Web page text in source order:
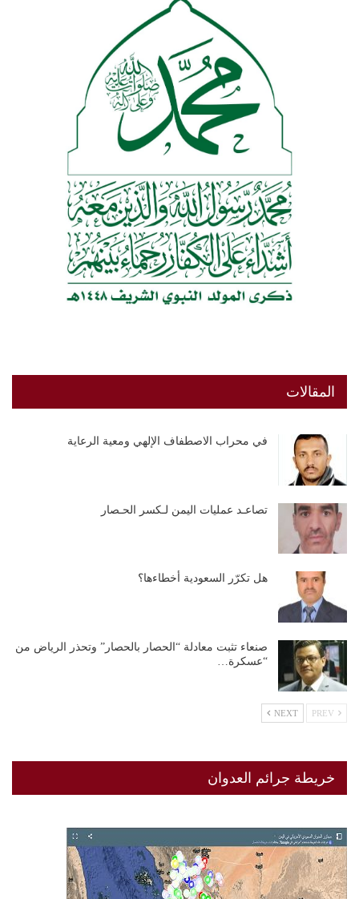
المقالات
في محراب الاصطفاف الإلهي ومعية الرعاية
تصاعـد عمليات اليمن لـكسر الحـصار
هل تكرّر السعودية أخطاءها؟
صنعاء تثبت معادلة “الحصار بالحصار” وتحذر الرياض من
“عسكرة…
NEXT
خريطة جرائم العدوان